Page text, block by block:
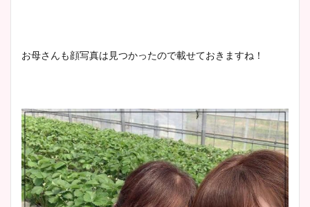
お母さんも顔写真は見つかったので載せておきますね！